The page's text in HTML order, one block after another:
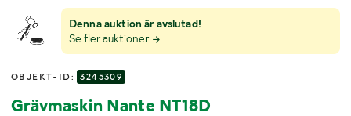
Denna auktion är avslutad!
Se fler auktioner
OBJEKT-ID: 3245309
Grävmaskin Nante NT18D